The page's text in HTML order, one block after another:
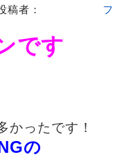
稿者：
フ
です
かったです！
の